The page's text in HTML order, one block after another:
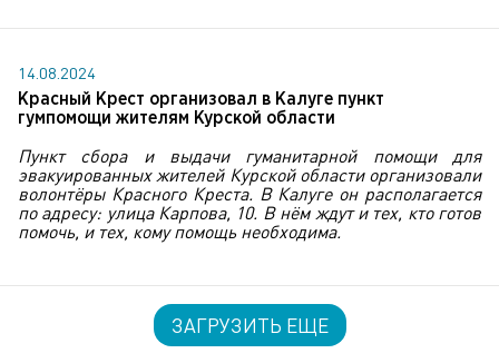
14.08.2024
Красный Крест организовал в Калуге пункт
гумпомощи жителям Курской области
Пункт сбора и выдачи гуманитарной помощи для
эвакуированных жителей Курской области организовали
волонтёры Красного Креста. В Калуге он располагается
по адресу: улица Карпова, 10. В нём ждут и тех, кто готов
помочь, и тех, кому помощь необходима.
ЗАГРУЗИТЬ ЕЩЕ